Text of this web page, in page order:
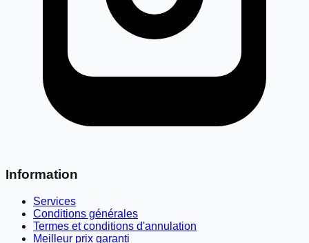
Information
Services
Conditions générales
Termes et conditions d'annulation
Meilleur prix garanti